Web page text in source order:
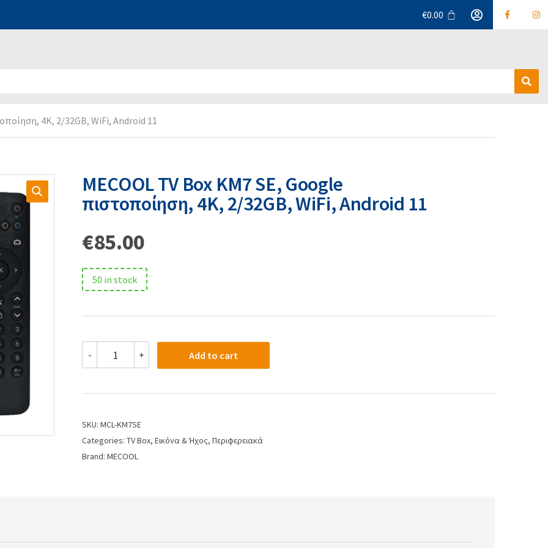
€0.00
Α
4K, 2/32GB, WiFi, Android 11
MECOOL TV Box KM7 SE, Google
πιστοποίηση, 4K, 2/32GB, WiFi, Android 11
€85.00
50 in stock
- + Add to cart
SKU: MCL-KM7SE
Categories: TV Box, Εικόνα & Ήχος, Περιφερειακά
Brand: MECOOL